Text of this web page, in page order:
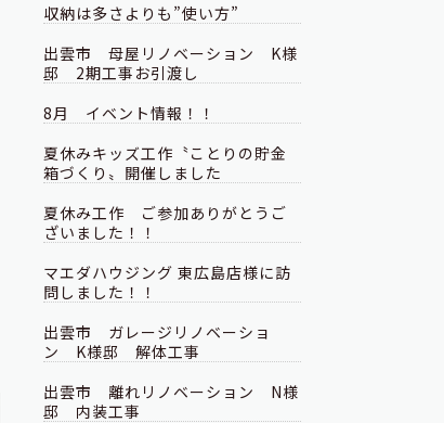
収納は多さよりも”使い方”
出雲市 母屋リノベーション K様
邸 2期工事お引渡し
8月 イベント情報！！
夏休みキッズ工作〝ことりの貯金
箱づくり〟開催しました
夏休み工作 ご参加ありがとうご
ざいました！！
マエダハウジング 東広島店様に訪
問しました！！
出雲市 ガレージリノベーショ
ン K様邸 解体工事
出雲市 離れリノベーション N様
邸 内装工事